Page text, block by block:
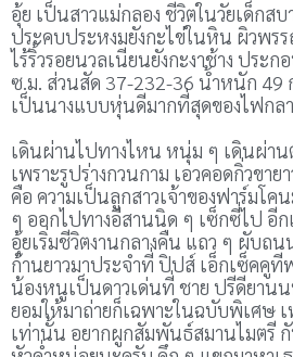
อุ้ย เป็นสาวแม่กลอง ชีวิตในวัยเด็กส
ประคบประหงมยังกะไข่ในหิน ผิวพร
ไร้ริ้วรอยนวลเนียนยังกะงาช้าง ประก
ซ.ม. ส่วนสัด 37-232-36 น้ำหนัก 49
เป็นนางแบบหุ่นดีมากที่สุดของไฟกล
เดินผ่านไปทางไหน หนุ่ม ๆ เดินผ่าน
เพราะรูปร่างกวนกาม เอวคอดกิ่วขา
คือ ความเป็นลูกสาวเจ้าของฟาร์มโ
ๆ ออกไปทางอีสานนิด ๆ เซ็กซี่ไป อี
อุ้ยเริ่มชีวิตงานกลางคืน แถว ๆ ผับถ
ก้านยาวมาประจำที่ ปิปส์ เอ็กเซ็คคู
น้องหนูเป็นดาวเด่นที่ ชาย ปรีดียาน
ยอมให้มาถ่ายก็เฉพาะในฉบับพิเศษ
เท่านั้น อยากผูกสัมพันธ์สมานไมตรี